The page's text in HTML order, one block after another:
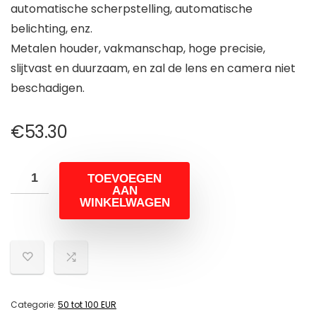
automatische scherpstelling, automatische
belichting, enz.
Metalen houder, vakmanschap, hoge precisie,
slijtvast en duurzaam, en zal de lens en camera niet
beschadigen.
€53.30
TOEVOEGEN
AAN
WINKELWAGEN
Categorie: 50 tot 100 EUR